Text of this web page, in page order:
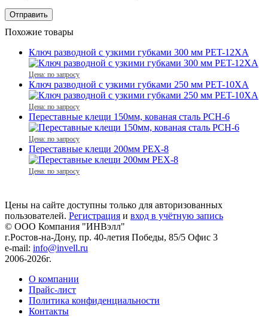
Похожие товары
Ключ разводной с узкими губками 300 мм PET-12XA
Цена: по запросу
Ключ разводной с узкими губками 250 мм PET-10XA
Цена: по запросу
Переставные клещи 150мм, кованая сталь PCH-6
Цена: по запросу
Переставные клещи 200мм PEX-8
Цена: по запросу
Цены на сайте доступны только для авторизованных
пользователей. Регистрация и вход в учётную запись
© ООО Компания "ИНВэлл"
г.Ростов-на-Дону, пр. 40-летия Победы, 85/5 Офис 3
e-mail: info@invell.ru
2006-2026г.
О компании
Прайс-лист
Политика конфиденциальности
Контакты